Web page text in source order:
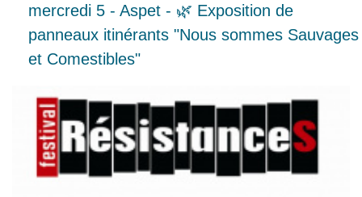
mercredi 5 - Aspet - 🌿 Exposition de
panneaux itinérants "Nous sommes Sauvages
et Comestibles"